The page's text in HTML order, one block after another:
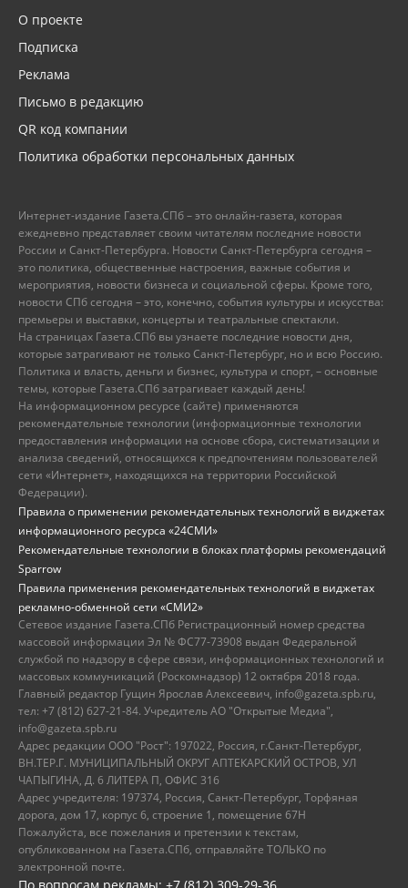
О проекте
Подписка
Реклама
Письмо в редакцию
QR код компании
Политика обработки персональных данных
Интернет-издание Газета.СПб – это онлайн-газета, которая
ежедневно представляет своим читателям последние новости
России и Санкт-Петербурга. Новости Санкт-Петербурга сегодня –
это политика, общественные настроения, важные события и
мероприятия, новости бизнеса и социальной сферы. Кроме того,
новости СПб сегодня – это, конечно, события культуры и искусства:
премьеры и выставки, концерты и театральные спектакли.
На страницах Газета.СПб вы узнаете последние новости дня,
которые затрагивают не только Санкт-Петербург, но и всю Россию.
Политика и власть, деньги и бизнес, культура и спорт, – основные
темы, которые Газета.СПб затрагивает каждый день!
На информационном ресурсе (сайте) применяются
рекомендательные технологии (информационные технологии
предоставления информации на основе сбора, систематизации и
анализа сведений, относящихся к предпочтениям пользователей
сети «Интернет», находящихся на территории Российской
Федерации).
Правила о применении рекомендательных технологий в виджетах
информационного ресурса «24СМИ»
Рекомендательные технологии в блоках платформы рекомендаций
Sparrow
Правила применения рекомендательных технологий в виджетах
рекламно-обменной сети «СМИ2»
Сетевое издание Газета.СПб Регистрационный номер средства
массовой информации Эл № ФС77-73908 выдан Федеральной
службой по надзору в сфере связи, информационных технологий и
массовых коммуникаций (Роскомнадзор) 12 октября 2018 года.
Главный редактор Гущин Ярослав Алексеевич, info@gazeta.spb.ru,
тел: +7 (812) 627-21-84. Учредитель АО "Открытые Медиа",
info@gazeta.spb.ru
Адрес редакции ООО "Рост": 197022, Россия, г.Санкт-Петербург,
ВН.ТЕР.Г. МУНИЦИПАЛЬНЫЙ ОКРУГ АПТЕКАРСКИЙ ОСТРОВ, УЛ
ЧАПЫГИНА, Д. 6 ЛИТЕРА П, ОФИС 316
Адрес учредителя: 197374, Россия, Санкт-Петербург, Торфяная
дорога, дом 17, корпус 6, строение 1, помещение 67Н
Пожалуйста, все пожелания и претензии к текстам,
опубликованном на Газета.СПб, отправляйте ТОЛЬКО по
электронной почте.
По вопросам рекламы: +7 (812) 309-29-36,